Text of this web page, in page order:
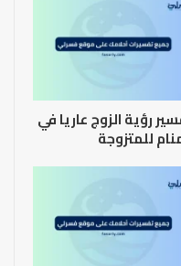
رؤية الزوج عاريا في
للمتزوجة